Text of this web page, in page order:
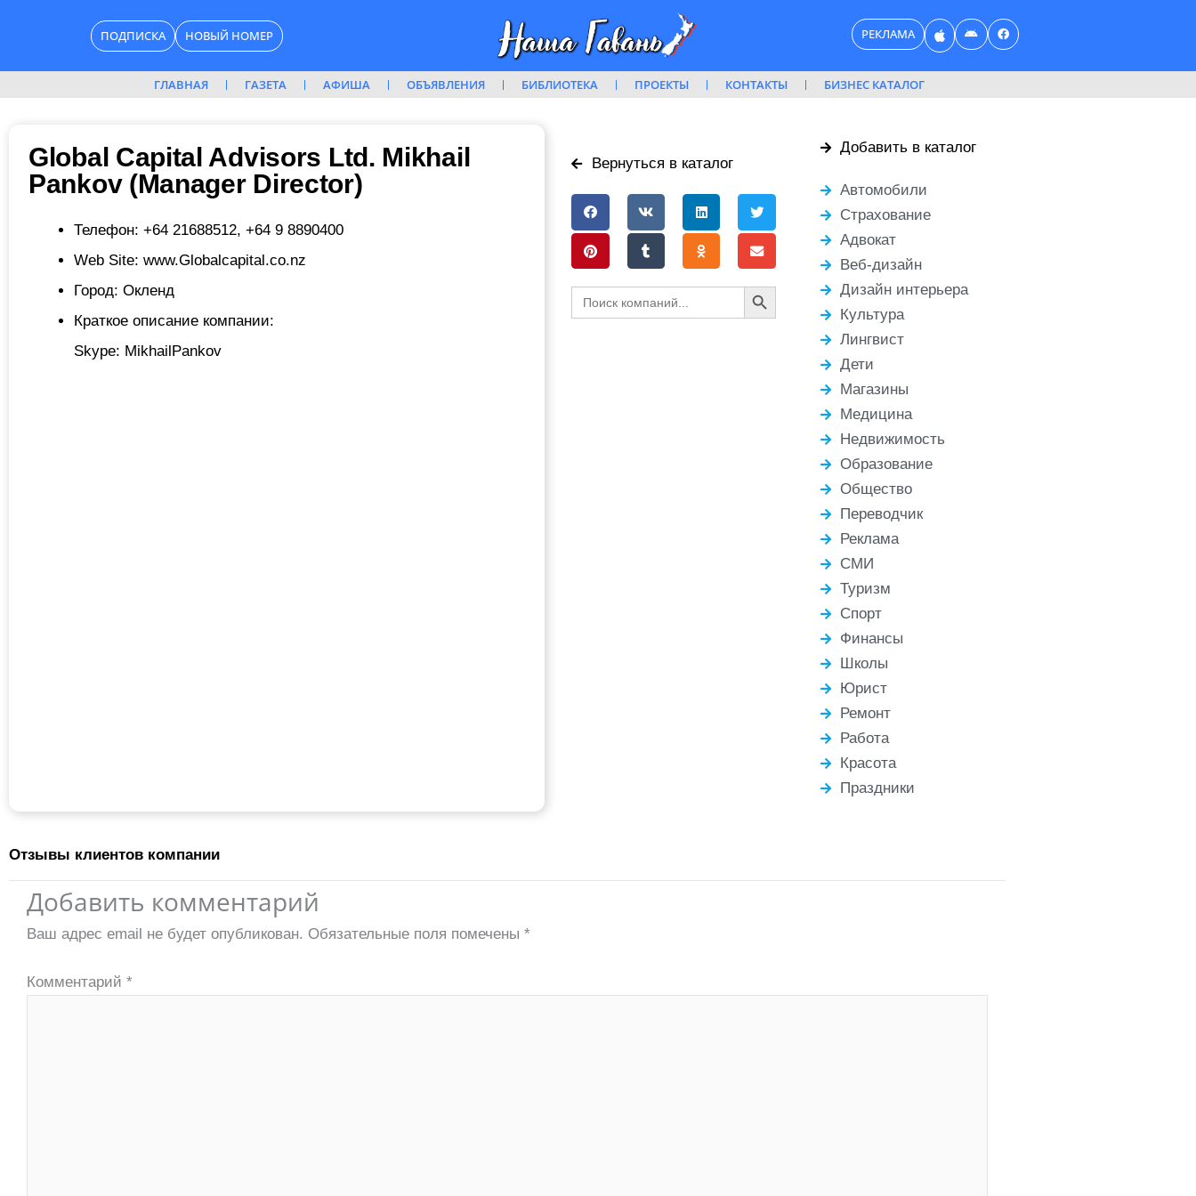
ПОДПИСКА НОВЫЙ НОМЕР РЕКЛАМА
ГЛАВНАЯ ГАЗЕТА АФИША ОБЪЯВЛЕНИЯ БИБЛИОТЕКА ПРОЕКТЫ КОНТАКТЫ БИЗНЕС КАТАЛОГ
Global Capital Advisors Ltd. Mikhail
Pankov (Manager Director)
Телефон: +64 21688512, +64 9 8890400
Web Site: www.Globalcapital.co.nz
Город: Окленд
Краткое описание компании:
Skype: MikhailPankov
Вернуться в каталог
for:
Search Button
Добавить в каталог
Автомобили
Страхование
Адвокат
Веб-дизайн
Дизайн интерьера
Культура
Лингвист
Дети
Магазины
Медицина
Недвижимость
Образование
Общество
Переводчик
Реклама
СМИ
Туризм
Спорт
Финансы
Школы
Юрист
Ремонт
Работа
Красота
Праздники
Отзывы клиентов компании
Добавить комментарий
Ваш адрес email не будет опубликован. Обязательные поля помечены *
Комментарий *